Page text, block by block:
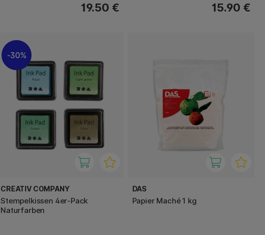
19.50 € 15.90 €
30%
CREATIV COMPANY
Stempelkissen 4er-Pack
Naturfarben
DAS
Papier Maché 1 kg